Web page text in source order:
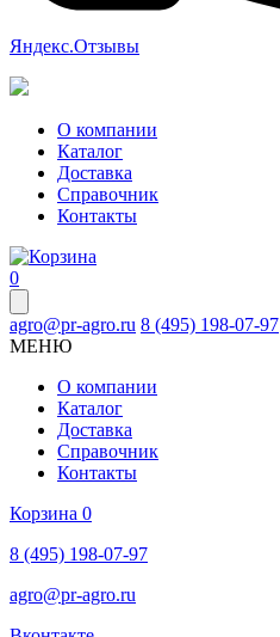
Яндекс.Отзывы
О компании
Каталог
Доставка
Справочник
Контакты
0
agro@pr-agro.ru 8 (495) 198-07-97
МЕНЮ
О компании
Каталог
Доставка
Справочник
Контакты
Корзина 0
8 (495) 198-07-97
agro@pr-agro.ru